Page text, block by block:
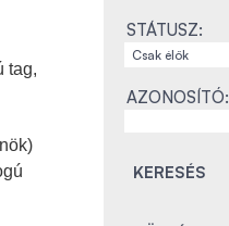
tag,
STÁTUSZ:
AZONOSÍTÓ: